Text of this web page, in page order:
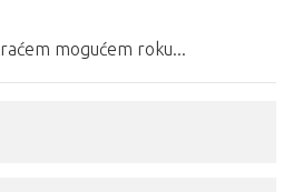
mogućem roku...